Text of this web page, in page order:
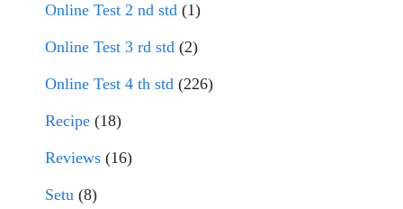
Online Test 2 nd std (1)
Online Test 3 rd std (2)
Online Test 4 th std (226)
Recipe (18)
Reviews (16)
Setu (8)